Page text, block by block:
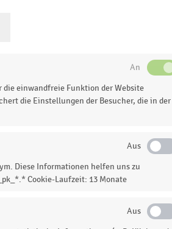
einwandfreie Funktion der Website
die Einstellungen der Besucher, die in der
Diese Informationen helfen uns zu
Cookie-Laufzeit: 13 Monate